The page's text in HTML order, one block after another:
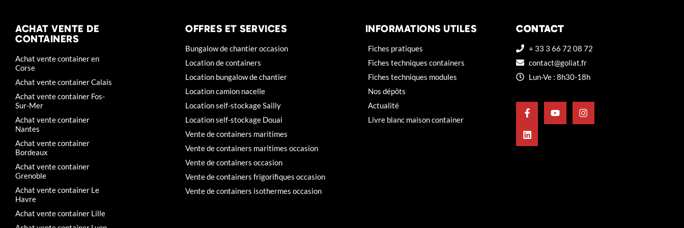
ACHAT VENTE DE
CONTAINERS
Achat vente container en
Corse
Achat vente container Calais
Achat vente container Fos-
Sur-Mer
Achat vente container
Nantes
Achat vente container
Bordeaux
Achat vente container
Grenoble
Achat vente container Le
Havre
Achat vente container Lille
OFFRES ET SERVICES
Bungalow de chantier occasion
Location de containers
Location bungalow de chantier
Location camion nacelle
Location self-stockage Sailly
Location self-stockage Douai
Vente de containers maritimes
Vente de containers maritimes occasion
Vente de containers occasion
Vente de containers frigorifiques occasion
Vente de containers isothermes occasion
INFORMATIONS UTILES
Fiches pratiques
Fiches techniques containers
Fiches techniques modules
Nos dépôts
Actualité
Livre blanc maison container
CONTACT
+ 33 3 66 72 08 72
contact@goliat.fr
Lun-Ve : 8h30-18h